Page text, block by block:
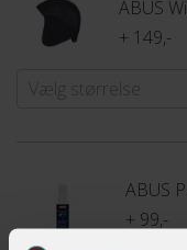
ABUS
+ 149,-
Vælg størrelse
+ 99,-